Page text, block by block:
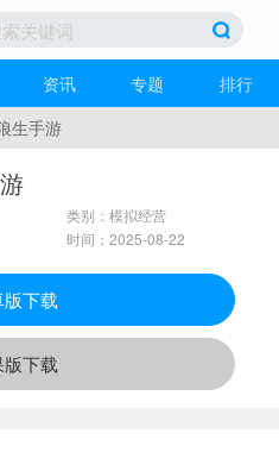
资讯 专题
排行
生手游
类别：模拟经营
时间：2025-08-22
下载
下载